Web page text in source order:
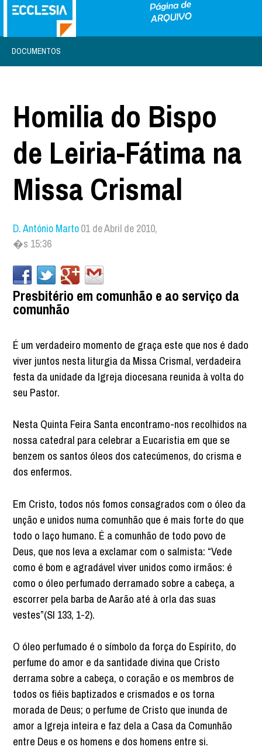
DOCUMENTOS
Homilia do Bispo
de Leiria-Fátima na
Missa Crismal
D. António Marto01 de Abril de 2010,
�s 15:36
Presbitério em comunhão e ao serviço da
comunhão
É um verdadeiro momento de graça este que nos é dado
viver juntos nesta liturgia da Missa Crismal, verdadeira
festa da unidade da Igreja diocesana reunida à volta do
seu Pastor.
Nesta Quinta Feira Santa encontramo-nos recolhidos na
nossa catedral para celebrar a Eucaristia em que se
benzem os santos óleos dos catecúmenos, do crisma e
dos enfermos.
Em Cristo, todos nós fomos consagrados com o óleo da
unção e unidos numa comunhão que é mais forte do que
todo o laço humano. É a comunhão de todo povo de
Deus, que nos leva a exclamar com o salmista: “Vede
como é bom e agradável viver unidos como irmãos: é
como o óleo perfumado derramado sobre a cabeça, a
escorrer pela barba de Aarão até à orla das suas
vestes”(Sl 133, 1-2).
O óleo perfumado é o símbolo da força do Espírito, do
perfume do amor e da santidade divina que Cristo
derrama sobre a cabeça, o coração e os membros de
todos os fiéis baptizados e crismados e os torna
morada de Deus; o perfume de Cristo que inunda de
amor a Igreja inteira e faz dela a Casa da Comunhão
entre Deus e os homens e dos homens entre si.